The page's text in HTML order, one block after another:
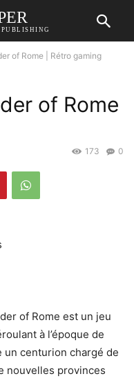
of Rome | Rétro gaming
of Rome
0
173
of Rome est un jeu
à l’époque de
un centurion chargé de
nouvelles provinces